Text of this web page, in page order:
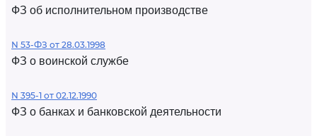
ФЗ об исполнительном производстве
N 53-ФЗ от 28.03.1998
ФЗ о воинской службе
N 395-1 от 02.12.1990
ФЗ о банках и банковской деятельности